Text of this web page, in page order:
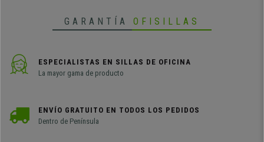
GARANTÍA OFISILLAS
ESPECIALISTAS EN SILLAS DE OFICINA
La mayor gama de producto
ENVÍO GRATUITO EN TODOS LOS PEDIDOS
Dentro de Península